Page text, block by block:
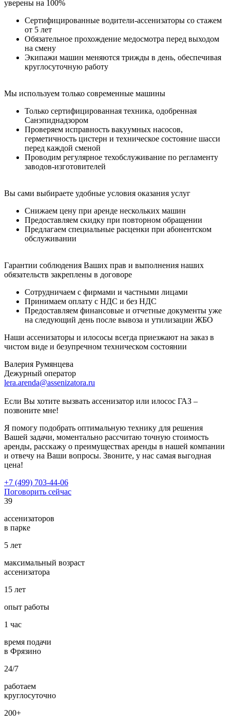
уверены на 100%
Сертифицированные водители-ассенизаторы со стажем
от 5 лет
Обязательное прохождение медосмотра перед выходом
на смену
Экипажи машин меняются трижды в день, обеспечивая
круглосуточную работу
Мы используем только современные машины
Только сертифицированная техника, одобренная
Санэпиднадзором
Проверяем исправность вакуумных насосов,
герметичность цистерн и техническое состояние шасси
перед каждой сменой
Проводим регулярное техобслуживание по регламенту
заводов-изготовителей
Вы сами выбираете удобные условия оказания услуг
Снижаем цену при аренде нескольких машин
Предоставляем скидку при повторном обращении
Предлагаем специальные расценки при абонентском
обслуживании
Гарантии соблюдения Ваших прав и выполнения наших
обязательств закреплены в договоре
Сотрудничаем с фирмами и частными лицами
Принимаем оплату с НДС и без НДС
Предоставляем финансовые и отчетные документы уже
на следующий день после вывоза и утилизации ЖБО
Наши ассенизаторы и илососы всегда приезжают на заказ в
чистом виде и безупречном техническом состоянии
Валерия Румянцева
Дежурный оператор
lera.arenda@assenizatora.ru
Если Вы хотите вызвать ассенизатор или илосос ГАЗ –
позвоните мне!
Я помогу подобрать оптимальную технику для решения
Вашей задачи, моментально рассчитаю точную стоимость
аренды, расскажу о преимуществах аренды в нашей компании
и отвечу на Ваши вопросы. Звоните, у нас самая выгодная
цена!
+7 (499) 703-44-06
Поговорить сейчас
39
ассенизаторов
в парке
5 лет
максимальный возраст
ассенизатора
15 лет
опыт работы
1 час
время подачи
в Фрязино
24/7
работаем
круглосуточно
200+